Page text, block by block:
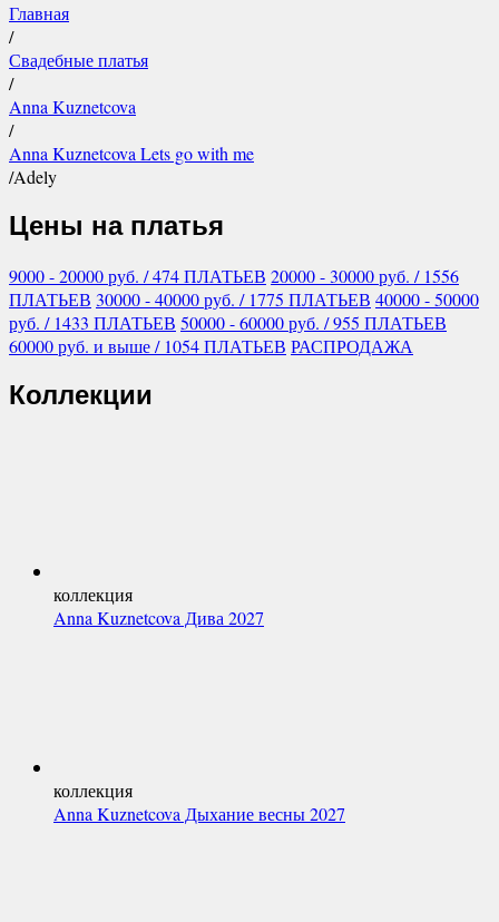
Главная
/
Свадебные платья
/
Anna Kuznetcova
/
Anna Kuznetcova Lets go with me
/Adely
Цены на платья
9000 - 20000руб. / 474 ПЛАТЬЕВ 20000 - 30000руб. / 1556
ПЛАТЬЕВ 30000 - 40000руб. / 1775 ПЛАТЬЕВ 40000 - 50000
руб. / 1433 ПЛАТЬЕВ 50000 - 60000руб. / 955 ПЛАТЬЕВ
60000руб. и выше/ 1054 ПЛАТЬЕВ РАСПРОДАЖА
Коллекции
коллекция
Anna Kuznetcova Дива 2027
коллекция
Anna Kuznetcova Дыхание весны 2027